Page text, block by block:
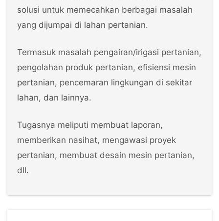
solusi untuk memecahkan berbagai masalah
yang dijumpai di lahan pertanian.
Termasuk masalah pengairan/irigasi pertanian,
pengolahan produk pertanian, efisiensi mesin
pertanian, pencemaran lingkungan di sekitar
lahan, dan lainnya.
Tugasnya meliputi membuat laporan,
memberikan nasihat, mengawasi proyek
pertanian, membuat desain mesin pertanian,
dll.